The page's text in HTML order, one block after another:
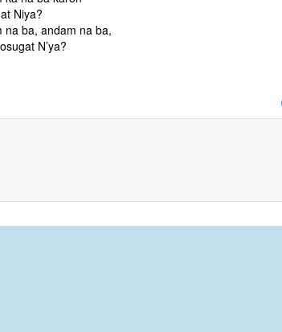
Niya?
na ba, andam na ba,
N’ya?